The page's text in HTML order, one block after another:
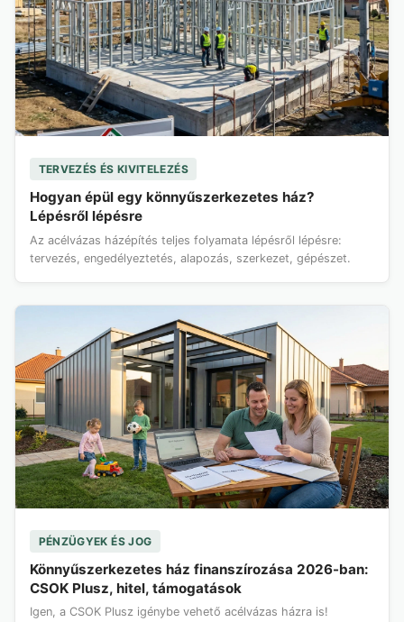
TERVEZÉS ÉS KIVITELEZÉS
Hogyan épül egy könnyűszerkezetes ház?
Lépésről lépésre
Az acélvázas házépítés teljes folyamata lépésről lépésre:
tervezés, engedélyeztetés, alapozás, szerkezet, gépészet.
PÉNZÜGYEK ÉS JOG
Könnyűszerkezetes ház finanszírozása 2026-ban:
CSOK Plusz, hitel, támogatások
Igen, a CSOK Plusz igénybe vehető acélvázas házra is!